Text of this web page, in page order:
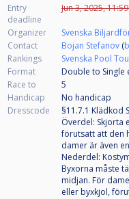
Entry
deadline
Jun 3, 2025,
Organizer Svenska
Contact
Bojan Stefanov (
Rankings
Svenska Pool
Format
Double to Single
Race to
5
Handicap
No handicap
Dresscode
§11.7.1 Klädkod
Överdel: Skjorta
förutsatt att den
damer är även
Nederdel:
Byxorna måste
midjan. För
eller byxkjol,